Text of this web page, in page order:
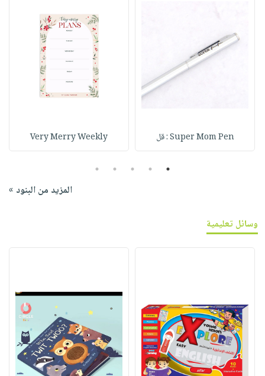
Super Mom Pen : قل Very Merry Weekly
1
2
3
4
5
المزيد من البنود »
وسائل تعليمية